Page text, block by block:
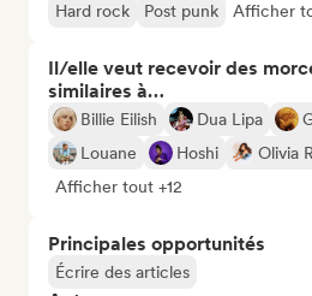
Hard rock
Post punk Afficher
Il/elle veut recevoir des
similaires à…
Billie Eilish Dua Lipa
Louane
Hoshi Olivia
Afficher tout +12
Principales opportunités
Écrire des articles